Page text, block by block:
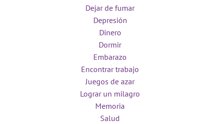
Dejar de fumar
Depresión
Dinero
Dormir
Embarazo
Encontrar trabajo
Juegos de azar
Lograr un milagro
Memoria
Salud